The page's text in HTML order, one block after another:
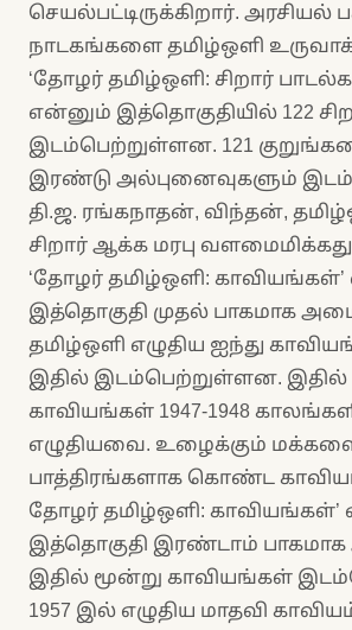
செயல்பட்டிருக்கிறார். அரசியல்
நாடகங்களை தமிழ்ஒளி
‘தோழர் தமிழ்ஒளி: சிறார்
என்னும் இத்தொகுதியில் 122
இடம்பெற்றுள்ளன. 121
இரண்டு அல்புனைவுகளும்
தி.ஜ. ரங்கநாதன், விந்தன்,
சிறார் ஆக்க மரபு
‘தோழர் தமிழ்ஒளி:
இத்தொகுதி முதல் பாகமாக
தமிழ்ஒளி எழுதிய ஐந்து
இதில் இடம்பெற்றுள்ளன. இதில்
காவியங்கள் 1947-1948
எழுதியவை. உழைக்கும்
பாத்திரங்களாக கொண்ட
தோழர் தமிழ்ஒளி: காவியங்கள்’
இத்தொகுதி இரண்டாம் பாகமாக
இதில் மூன்று காவியங்கள்
1957 இல் எழுதிய மாதவி